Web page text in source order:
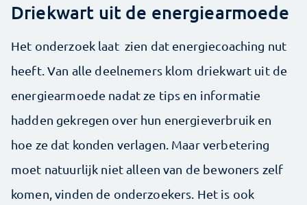
Driekwart uit de energiearmoede
Het onderzoek laat zien dat energiecoaching nut
heeft. Van alle deelnemers klom driekwart uit de
energiearmoede nadat ze tips en informatie
hadden gekregen over hun energieverbruik en
hoe ze dat konden verlagen. Maar verbetering
moet natuurlijk niet alleen van de bewoners zelf
komen, vinden de onderzoekers. Het is ook